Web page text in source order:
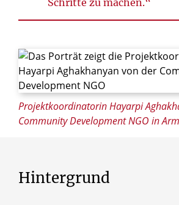
Projektkoordinatorin Hayarpi
Community Development NGO in
Schritte zu machen.“
Hintergrund